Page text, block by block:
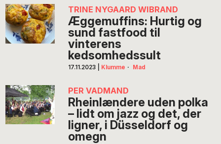
TRINE NYGAARD WIBRAND
Æggemuffins: Hurtig og
sund fastfood til
vinterens
kedsomhedssult
17.11.2023 Klumme · Mad
PER VADMAND
Rheinlændere uden polka
– lidt om jazz og det, der
ligner, i Düsseldorf og
omegn